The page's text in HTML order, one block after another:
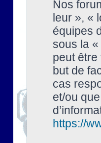
Nos
leur », «
équipes
sous la «
peut
but de
cas
et/ou
https://